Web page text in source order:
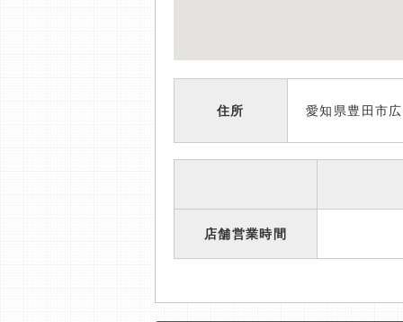
住所 愛知県豊田市
店舗営業時間